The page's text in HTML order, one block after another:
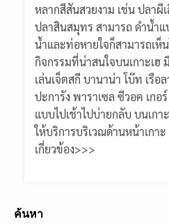
หลากสีสันสวยงาม เช่น ปลาผี
ปลาสินสมุทร สามารถ ดำน้ำแ
น้ำและท่อหายใจก็สามารถเห็
กิจกรรมที่น่าสนใจบนเกาะเฮ
เล่นเจ็ตสกี บานาน่า โบ๊ท เรื
ปะการัง พาราเซล ซีวอค เกอ
แบบไปเช้าไปบ่ายกลับ บนเกา
ให้บริการบริเวณด้านหน้าเกา
เกี่ยวข้อง>>>
ค้นหา